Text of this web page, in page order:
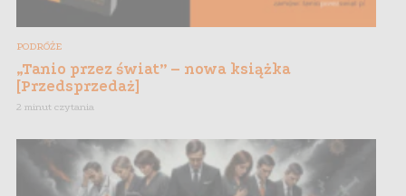
PODRÓŻE
„Tanio przez świat” – nowa książka
[Przedsprzedaż]
2 minut czytania